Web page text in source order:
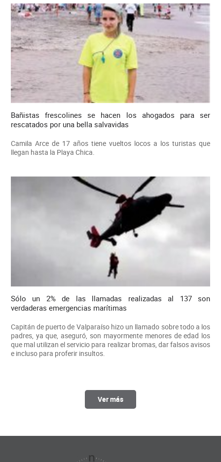
Bañistas frescolines se hacen los ahogados para ser
rescatados por una bella salvavidas
Camila Arce de 17 años tiene vueltos locos a los turistas que
llegan hasta la Playa Chica.
Sólo un 2% de las llamadas realizadas al 137 son
verdaderas emergencias marítimas
Capitán de puerto de Valparaíso hizo un llamado sobre todo a los
padres, ya que, aseguró, son mayormente menores de edad los
que mal utilizan el servicio para realizar bromas, dar falsos avisos
e incluso para proferir insultos.
Ver más